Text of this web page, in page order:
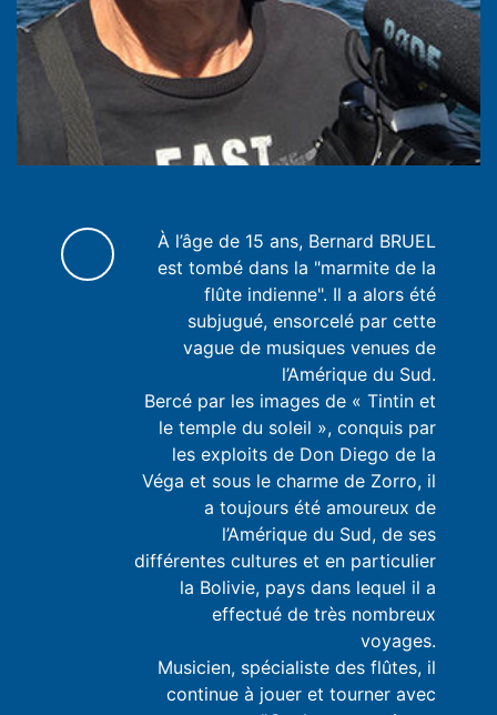
À l’âge de 15 ans, Bernard BRUEL
est tombé dans la "marmite de la
flûte indienne". Il a alors été
subjugué, ensorcelé par cette
vague de musiques venues de
l’Amérique du Sud.
Bercé par les images de « Tintin et
le temple du soleil », conquis par
les exploits de Don Diego de la
Véga et sous le charme de Zorro, il
a toujours été amoureux de
l’Amérique du Sud, de ses
différentes cultures et en particulier
la Bolivie, pays dans lequel il a
effectué de très nombreux
voyages.
Musicien, spécialiste des flûtes, il
continue à jouer et tourner avec